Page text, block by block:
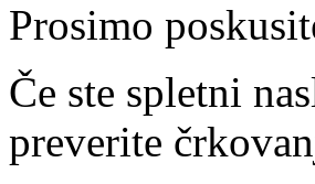
Prosimo
Če ste spletni
preverite